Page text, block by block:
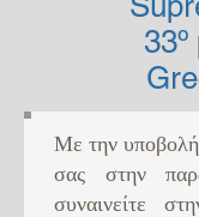
Με την υποβολή
σας στην
συναινείτε